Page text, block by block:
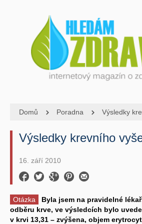
Domů Poradna Výsledky
Výsledky krevního
16. září 2010
Otázka
Byla jsem na pravidelné
odběru krve, ve výsledcích bylo
v krvi 13,31 – zvýšena, objem